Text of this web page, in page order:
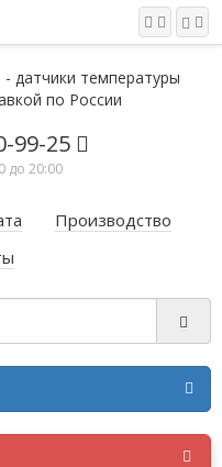
99-25
до 20:00
Производство